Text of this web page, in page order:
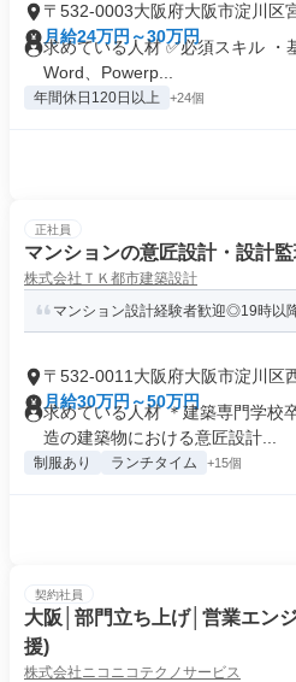
〒532-0003大阪府大阪市淀川区
月給24万円～30万円
求めている人材 ✅必須スキル ・
Word、Powerp...
年間休日120日以上 +24個
正社員
マンションの意匠設計・設計監
株式会社ＴＫ都市建築設計
マンション設計経験者歓迎◎19時以
〒532-0011大阪府大阪市淀川区
月給30万円～50万円
求めている人材 ＊建築専門学校
造の建築物における意匠設計...
制服あり ランチタイム +15個
契約社員
大阪│部門立ち上げ│営業エン
援)
株式会社ニコニコテクノサービス